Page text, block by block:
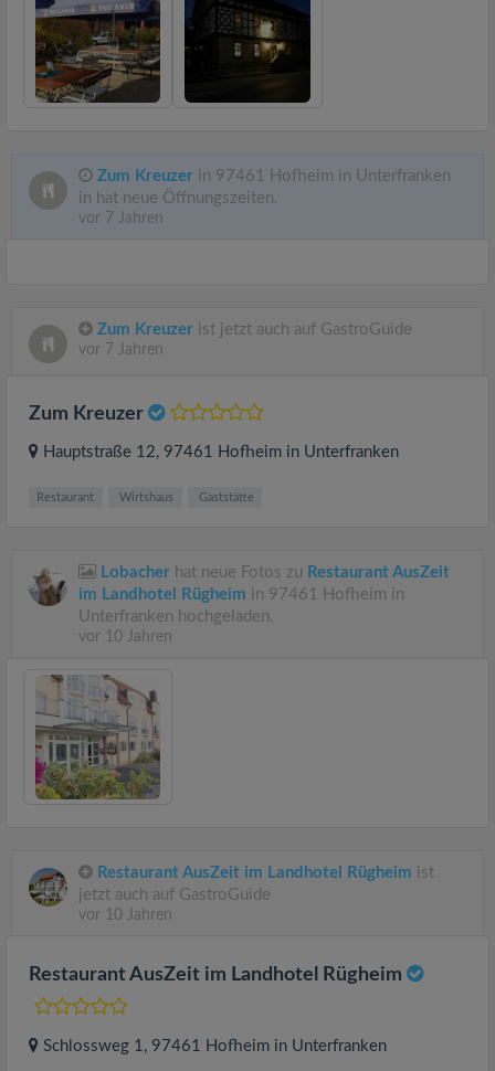
Zum Kreuzer in 97461 Hofheim in Unterfranken
in hat neue Öffnungszeiten.
vor 7 Jahren
Zum Kreuzer ist jetzt auch auf GastroGuide
vor 7 Jahren
Zum Kreuzer
Hauptstraße 12, 97461 Hofheim in Unterfranken
Restaurant Wirtshaus Gaststätte
Lobacher hat neue Fotos zu Restaurant AusZeit
im Landhotel Rügheim in 97461 Hofheim in
Unterfranken hochgeladen.
vor 10 Jahren
Restaurant AusZeit im Landhotel Rügheim ist
jetzt auch auf GastroGuide
vor 10 Jahren
Restaurant AusZeit im Landhotel Rügheim
Schlossweg 1 , 97461 Hofheim in Unterfranken